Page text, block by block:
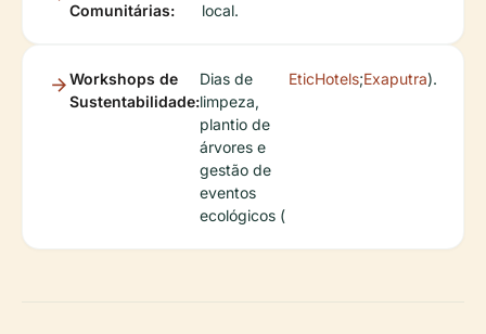
Comunitárias:
local.
Workshops de
Sustentabilidade:
Dias de
limpeza,
plantio de
árvores e
gestão de
eventos
ecológicos (
EticHotels;Exaputra).